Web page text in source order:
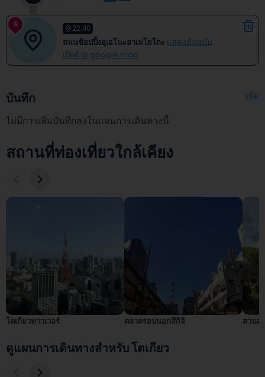
4 22:40
ถนนช้อปปิ้งอุเอโนะอาเมโยโกะ แสดงต้นฉบับ
เปิดด้วย google map
บันทึก เพิ่ม
ไม่มีการเพิ่มบันทึกลงในแผนการเดินทางนี้
สถานที่ท่องเที่ยวใกล้เคียง
โตเกียวทาวเวอร์ ตลาดรอบนอกสึกิจิ สวนส
ดูแผนการเดินทางสำหรับ โตเกียว